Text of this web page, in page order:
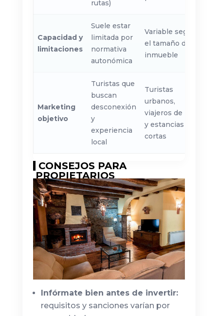
rutas)
Capacidad y
limitaciones
Suele estar
limitada por
normativa
autonómica
Variable según
el tamaño del
inmueble
Marketing
objetivo
Turistas que
buscan
desconexión
y
experiencia
local
Turistas
urbanos,
viajeros de paso
y estancias
cortas
CONSEJOS PARA
PROPIETARIOS
Infórmate bien antes de invertir:
requisitos y sanciones varían por